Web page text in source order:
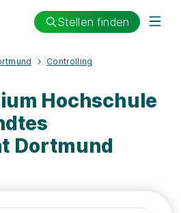
Stellen finden
Controlling
Hochschule
Dortmund